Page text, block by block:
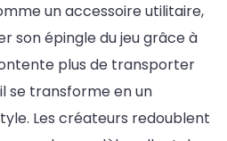
un accessoire utilitaire,
son épingle du jeu grâce à
plus de transporter
se transforme en un
Les créateurs redoublent